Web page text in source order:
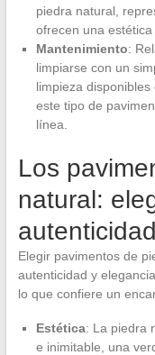
piedra natural,
ofrecen una estética
Mantenimiento:
limpiarse con un
limpieza
este tipo de
línea.
Los
natural:
autenticidad
Elegir pavimentos de
autenticidad y
lo que confiere un
Estética: La piedra
e inimitable, una